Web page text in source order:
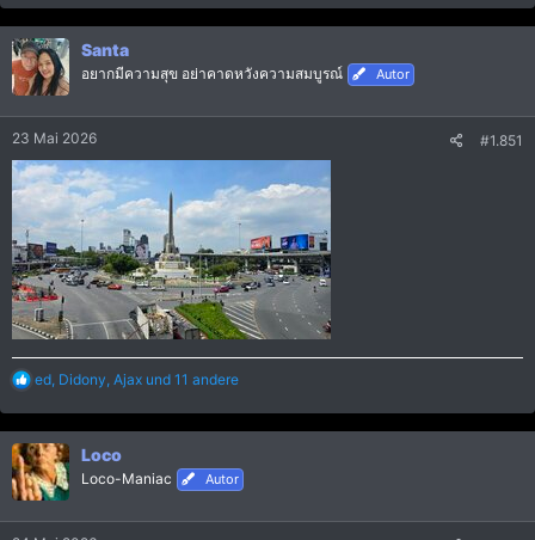
a
k
t
i
o
n
:
Santa
อยากมีความสุข อย่าคาดหวังความสมบูรณ์ Autor
23 Mai 2026 #1.851
R
a
k
t
i
o
ed Didony Ajax und 11 andere
Loco
Loco-Maniac Autor